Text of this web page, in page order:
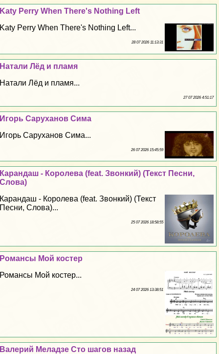
Katy Perry When There's Nothing Left
Katy Perry When There's Nothing Left...
28 07 2026 11:13:31
Натали Лёд и пламя
Натали Лёд и пламя...
27 07 2026 4:51:17
Игорь Саруханов Сима
Игорь Саруханов Сима...
26 07 2026 15:45:59
Карандаш - Королева (feat. Звонкий) (Текст Песни,
Слова)
Карандаш - Королева (feat. Звонкий) (Текст
Песни, Слова)...
25 07 2026 18:58:55
Романсы Мой костер
Романсы Мой костер...
24 07 2026 13:38:51
Валерий Меладзе Сто шагов назад